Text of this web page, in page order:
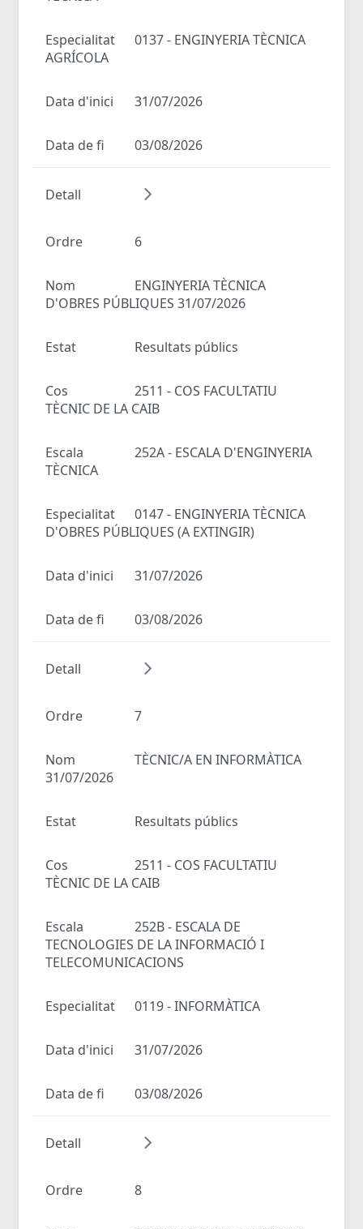
Especialitat
0137 - ENGINYERIA TÈCNICA
AGRÍCOLA
Data d'inici 31/07/2026
Data de fi 03/08/2026
Detall
Ordre 6
Nom
ENGINYERIA TÈCNICA
D'OBRES PÚBLIQUES 31/07/2026
Estat Resultats públics
Cos
2511 - COS FACULTATIU
TÈCNIC DE LA CAIB
Escala
252A - ESCALA D'ENGINYERIA
TÈCNICA
Especialitat
0147 - ENGINYERIA TÈCNICA
D'OBRES PÚBLIQUES (A EXTINGIR)
Data d'inici 31/07/2026
Data de fi 03/08/2026
Detall
Ordre 7
Nom
TÈCNIC/A EN INFORMÀTICA
31/07/2026
Estat Resultats públics
Cos
2511 - COS FACULTATIU
TÈCNIC DE LA CAIB
Escala
252B - ESCALA DE
TECNOLOGIES DE LA INFORMACIÓ I
TELECOMUNICACIONS
Especialitat 0119 - INFORMÀTICA
Data d'inici 31/07/2026
Data de fi 03/08/2026
Detall
Ordre 8